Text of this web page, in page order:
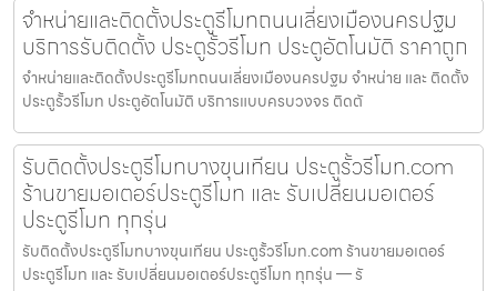
จำหน่ายและติดตั้งประตูรีโมทถนนเลี่ยงเมืองนครปฐม
บริการรับติดตั้ง ประตูรั้วรีโมท ประตูอัตโนมัติ ราคาถูก
จำหน่ายและติดตั้งประตูรีโมทถนนเลี่ยงเมืองนครปฐม จำหน่าย และ ติดตั้ง
ประตูรั้วรีโมท ประตูอัตโนมัติ บริการแบบครบวงจร ติดตั
รับติดตั้งประตูรีโมทบางขุนเทียน ประตูรั้วรีโมท.com
ร้านขายมอเตอร์ประตูรีโมท และ รับเปลี่ยนมอเตอร์
ประตูรีโมท ทุกรุ่น
รับติดตั้งประตูรีโมทบางขุนเทียน ประตูรั้วรีโมท.com ร้านขายมอเตอร์
ประตูรีโมท และ รับเปลี่ยนมอเตอร์ประตูรีโมท ทุกรุ่น — รั